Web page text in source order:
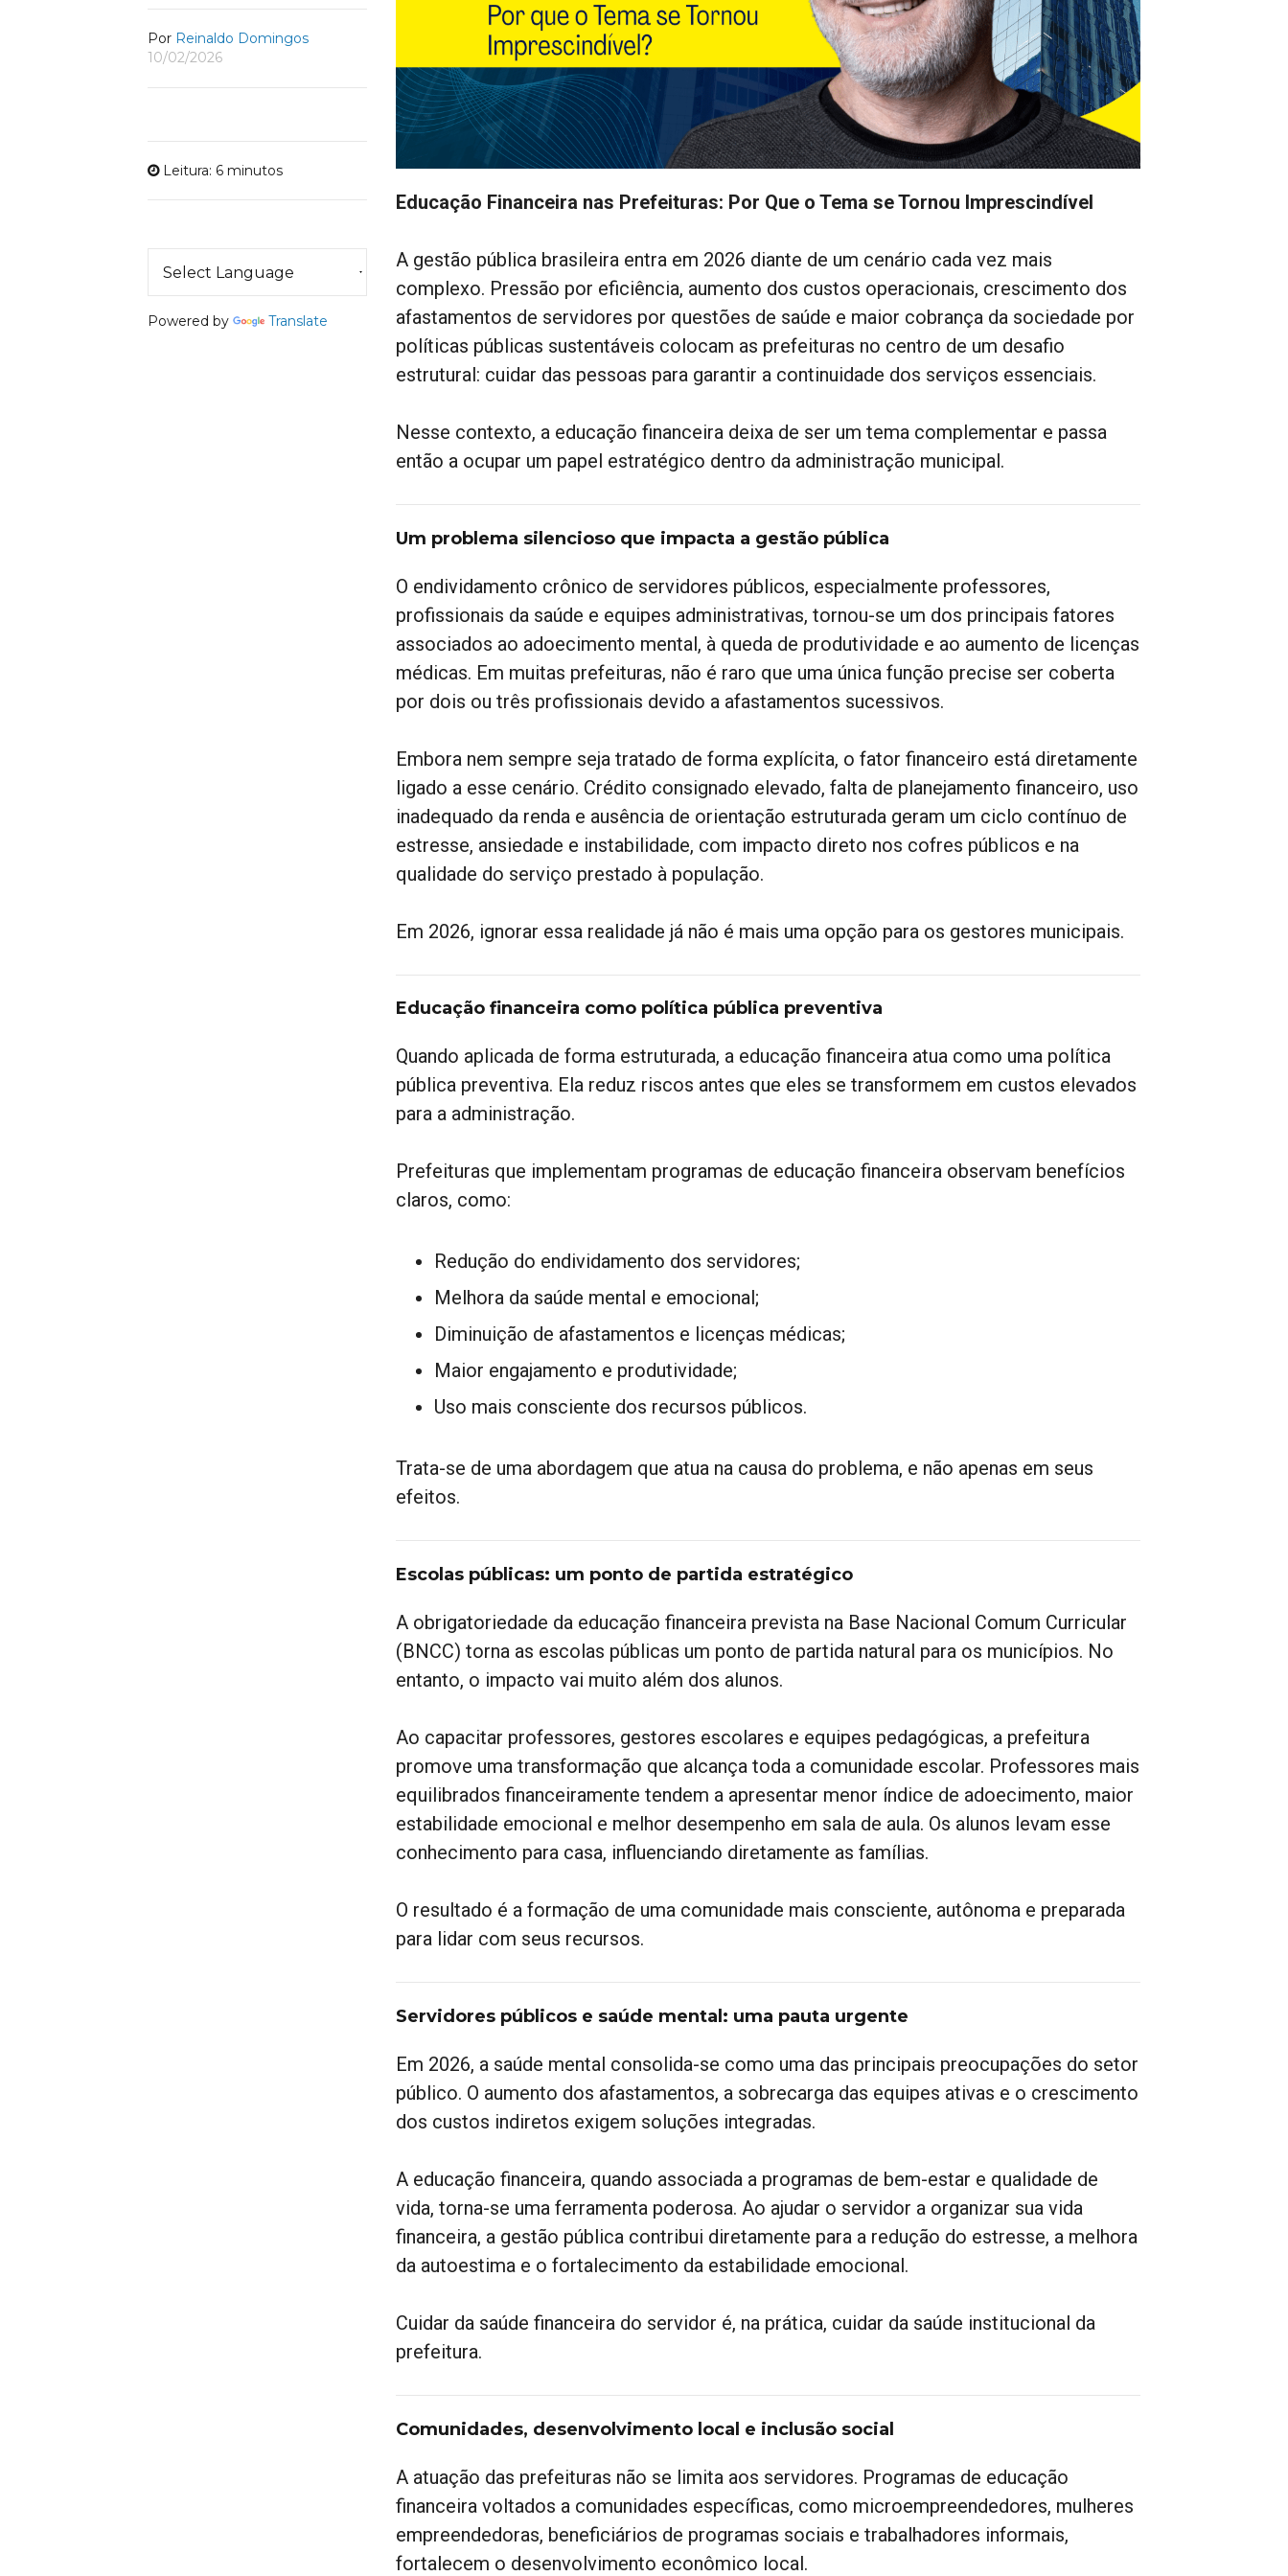
Por Reinaldo Domingos
10/02/2026
Leitura: 6 minutos
Powered by Translate
Educação Financeira nas Prefeituras: Por Que o Tema se Tornou Imprescindível
A gestão pública brasileira entra em 2026 diante de um cenário cada vez mais
complexo. Pressão por eficiência, aumento dos custos operacionais, crescimento dos
afastamentos de servidores por questões de saúde e maior cobrança da sociedade por
políticas públicas sustentáveis colocam as prefeituras no centro de um desafio
estrutural: cuidar das pessoas para garantir a continuidade dos serviços essenciais.
Nesse contexto, a educação financeira deixa de ser um tema complementar e passa
então a ocupar um papel estratégico dentro da administração municipal.
Um problema silencioso que impacta a gestão pública
O endividamento crônico de servidores públicos, especialmente professores,
profissionais da saúde e equipes administrativas, tornou-se um dos principais fatores
associados ao adoecimento mental, à queda de produtividade e ao aumento de licenças
médicas. Em muitas prefeituras, não é raro que uma única função precise ser coberta
por dois ou três profissionais devido a afastamentos sucessivos.
Embora nem sempre seja tratado de forma explícita, o fator financeiro está diretamente
ligado a esse cenário. Crédito consignado elevado, falta de planejamento financeiro, uso
inadequado da renda e ausência de orientação estruturada geram um ciclo contínuo de
estresse, ansiedade e instabilidade, com impacto direto nos cofres públicos e na
qualidade do serviço prestado à população.
Em 2026, ignorar essa realidade já não é mais uma opção para os gestores municipais.
Educação financeira como política pública preventiva
Quando aplicada de forma estruturada, a educação financeira atua como uma política
pública preventiva. Ela reduz riscos antes que eles se transformem em custos elevados
para a administração.
Prefeituras que implementam programas de educação financeira observam benefícios
claros, como:
Redução do endividamento dos servidores;
Melhora da saúde mental e emocional;
Diminuição de afastamentos e licenças médicas;
Maior engajamento e produtividade;
Uso mais consciente dos recursos públicos.
Trata-se de uma abordagem que atua na causa do problema, e não apenas em seus
efeitos.
Escolas públicas: um ponto de partida estratégico
A obrigatoriedade da educação financeira prevista na Base Nacional Comum Curricular
(BNCC) torna as escolas públicas um ponto de partida natural para os municípios. No
entanto, o impacto vai muito além dos alunos.
Ao capacitar professores, gestores escolares e equipes pedagógicas, a prefeitura
promove uma transformação que alcança toda a comunidade escolar. Professores mais
equilibrados financeiramente tendem a apresentar menor índice de adoecimento, maior
estabilidade emocional e melhor desempenho em sala de aula. Os alunos levam esse
conhecimento para casa, influenciando diretamente as famílias.
O resultado é a formação de uma comunidade mais consciente, autônoma e preparada
para lidar com seus recursos.
Servidores públicos e saúde mental: uma pauta urgente
Em 2026, a saúde mental consolida-se como uma das principais preocupações do setor
público. O aumento dos afastamentos, a sobrecarga das equipes ativas e o crescimento
dos custos indiretos exigem soluções integradas.
A educação financeira, quando associada a programas de bem-estar e qualidade de
vida, torna-se uma ferramenta poderosa. Ao ajudar o servidor a organizar sua vida
financeira, a gestão pública contribui diretamente para a redução do estresse, a melhora
da autoestima e o fortalecimento da estabilidade emocional.
Cuidar da saúde financeira do servidor é, na prática, cuidar da saúde institucional da
prefeitura.
Comunidades, desenvolvimento local e inclusão social
A atuação das prefeituras não se limita aos servidores. Programas de educação
financeira voltados a comunidades específicas, como microempreendedores, mulheres
empreendedoras, beneficiários de programas sociais e trabalhadores informais,
fortalecem o desenvolvimento econômico local.